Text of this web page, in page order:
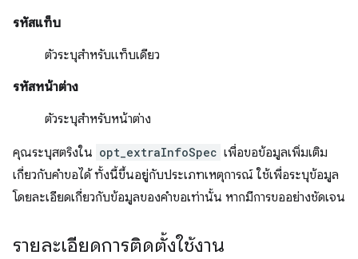
รหัสแท็บ
ตัวระบุสำหรับแท็บเดียว
รหัสหน้าต่าง
ตัวระบุสำหรับหน้าต่าง
คุณระบุสตริงใน opt_extraInfoSpec เพื่อขอข้อมูลเพิ่มเติม
เกี่ยวกับคำขอได้ ทั้งนี้ขึ้นอยู่กับประเภทเหตุการณ์ ใช้เพื่อระบุข้อมูล
โดยละเอียดเกี่ยวกับข้อมูลของคำขอเท่านั้น หากมีการขออย่างชัดเจน
รายละเอียดการติดตั้งใช้งาน